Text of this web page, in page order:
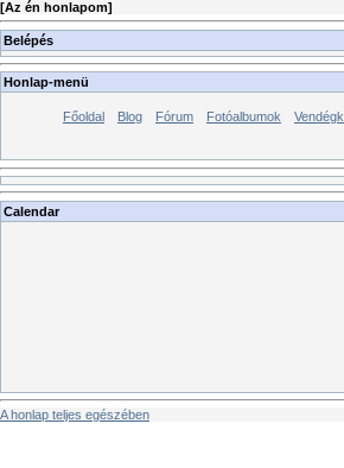
[Az én honlapom]
Belépés
Honlap-menü
Főoldal Blog Fórum Fotóalbumok
Calendar
A honlap teljes egészében